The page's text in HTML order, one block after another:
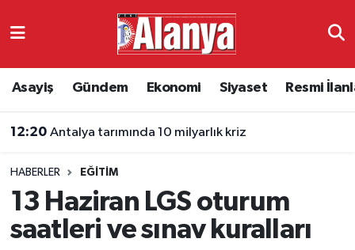
Asayiş Gündem Ekonomi Siyaset Resmi
12:20 Antalya tarımında 10 milyarlık kriz
HABERLER EĞITIM
13 Haziran LGS oturum
saatleri ve sınav kuralları
Ekonomi
Resmi İlanlar
Antalya Namaz Vakitleri
Süper Lig Puan Durumu ve Fikstür